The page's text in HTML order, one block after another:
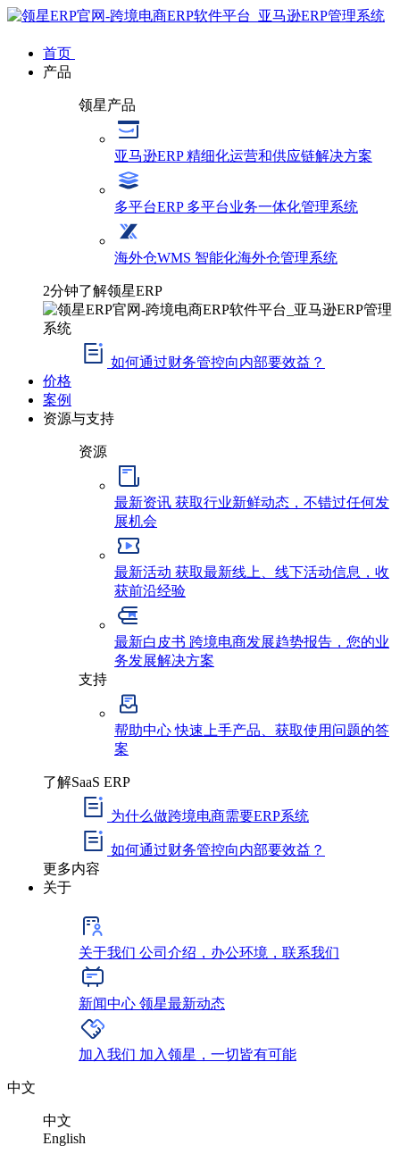
首页
产品
领星产品
亚马逊ERP精细化运营和供应链解决方案
多平台ERP 多平台业务一体化管理系统
海外仓WMS 智能化海外仓管理系统
2分钟了解领星ERP
如何通过财务管控向内部要效益？
价格
案例
资源与支持
资源
最新资讯 获取行业新鲜动态，不错过任何发
展机会
最新活动 获取最新线上、线下活动信息，收
获前沿经验
最新白皮书 跨境电商发展趋势报告，您的业
务发展解决方案
支持
帮助中心快速上手产品、获取使用问题的答
案
了解SaaS ERP
为什么做跨境电商需要ERP系统
如何通过财务管控向内部要效益？
更多内容
关于
关于我们 公司介绍，办公环境，联系我们
新闻中心 领星最新动态
加入我们 加入领星，一切皆有可能
中文
中文
English